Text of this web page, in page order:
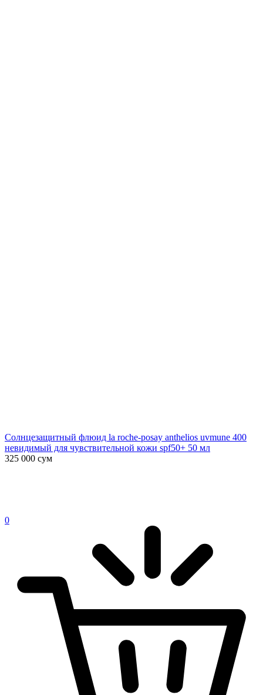
Солнцезащитный флюид la roche-posay anthelios uvmune 400
невидимый для чувствительной кожи spf50+ 50 мл
325 000 сум
0